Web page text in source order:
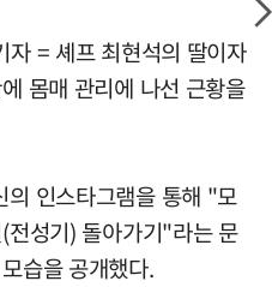
자 = 셰프 최현석의 딸이자
몸매 관리에 나선 근황을
의 인스타그램을 통해 "모
전성기) 돌아가기"라는 문
습을 공개했다.